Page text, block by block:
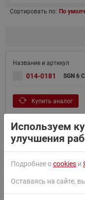
Сортировать по: По
014-0181 SGN 6
Купить аналог
014-0182 SGN
Купить аналог
Используем
улучшения
Подробнее оcookies и
Оставаясь на сайте,